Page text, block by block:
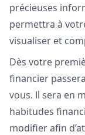
précieuses
permettra à
visualiser et
Dès votre
financier passera
vous. Il sera en
habitudes
modifier afin